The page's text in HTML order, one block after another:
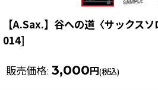
【A.Sax.】谷への道〈サックスソ
014]
販売価格: 3,000円(税込)